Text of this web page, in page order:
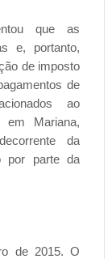
que as
e, portanto,
de imposto
de
ao
em Mariana,
da
por parte da
de 2015. O